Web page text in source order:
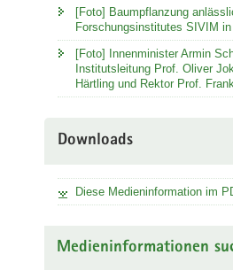
[Foto] Baumpflanzung
Forschungsinstitutes SIVIM
[Foto] Innenminister Armin
Institutsleitung Prof. Oliver
Härtling und Rektor Prof.
Downloads
Diese Medieninformation im
Medieninformationen